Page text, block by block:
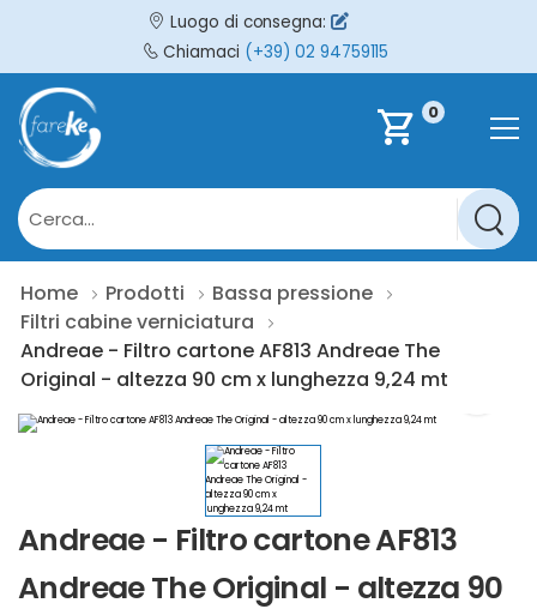
Luogo di consegna:
Chiamaci (+39) 02 94759115
shopping_cart 0
Home Prodotti
Bassa pressione
Filtri cabine verniciatura
Andreae - Filtro cartone AF813 Andreae The
Original - altezza 90 cm x lunghezza 9,24 mt
Andreae - Filtro cartone AF813
Andreae The Original - altezza 90